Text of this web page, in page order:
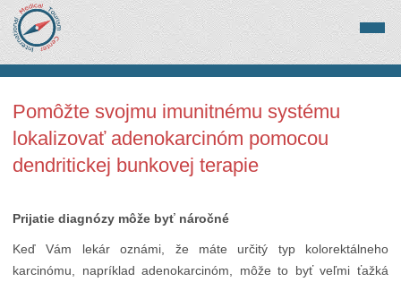
Pomôžte svojmu imunitnému systému
lokalizovať adenokarcinóm pomocou
dendritickej bunkovej terapie
Prijatie diagnózy môže byť náročné
Keď Vám lekár oznámi, že máte určitý typ kolorektálneho
karcinómu, napríklad adenokarcinóm, môže to byť veľmi ťažká